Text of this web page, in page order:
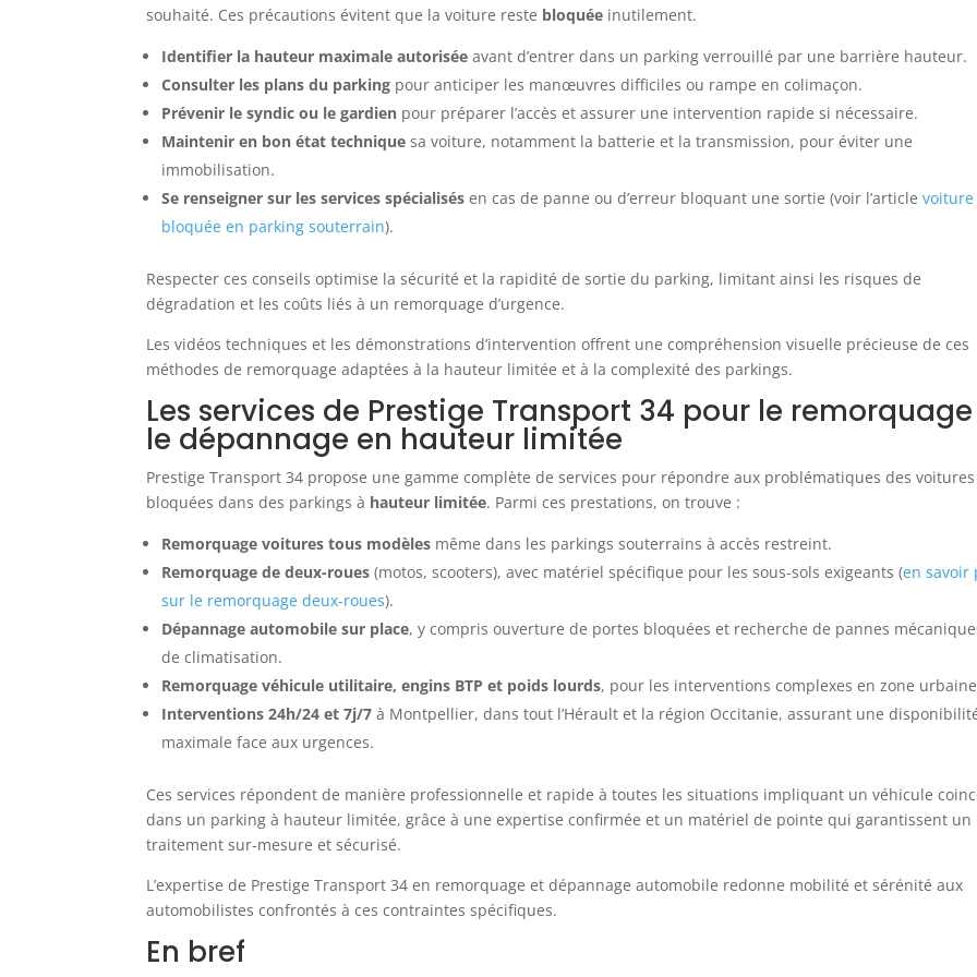
souhaité. Ces précautions évitent que la voiture reste bloquée inutilement.
Identifier la hauteur maximale autorisée avant d’entrer dans un parking verrouillé par une barrière hauteur.
Consulter les plans du parking pour anticiper les manœuvres difficiles ou rampe en colimaçon.
Prévenir le syndic ou le gardien pour préparer l’accès et assurer une intervention rapide si nécessaire.
Maintenir en bon état technique sa voiture, notamment la batterie et la transmission, pour éviter une
immobilisation.
Se renseigner sur les services spécialisés en cas de panne ou d’erreur bloquant une sortie (voir l’articlevoiture
bloquée en parking souterrain).
Respecter ces conseils optimise la sécurité et la rapidité de sortie du parking, limitant ainsi les risques de
dégradation et les coûts liés à un remorquage d’urgence.
Les vidéos techniques et les démonstrations d’intervention offrent une compréhension visuelle précieuse de ces
méthodes de remorquage adaptées à la hauteur limitée et à la complexité des parkings.
Les services de Prestige Transport 34 pour le
le dépannage en hauteur limitée
Prestige Transport 34 propose une gamme complète de services pour répondre aux problématiques des voitures
bloquées dans des parkings à hauteur limitée. Parmi ces prestations, on trouve :
Remorquage voitures tous modèles même dans les parkings souterrains à accès restreint.
Remorquage de deux-roues (motos, scooters), avec matériel spécifique pour les sous-sols exigeants (en savoir
sur le remorquage deux-roues).
Dépannage automobile sur place, y compris ouverture de portes bloquées et recherche de pannes
de climatisation.
Remorquage véhicule utilitaire, engins BTP et poids lourds, pour les interventions complexes en zone
Interventions 24h/24 et 7j/7 à Montpellier, dans tout l’Hérault et la région Occitanie, assurant une
maximale face aux urgences.
Ces services répondent de manière professionnelle et rapide à toutes les situations impliquant un véhicule
dans un parking à hauteur limitée, grâce à une expertise confirmée et un matériel de pointe qui garantissent un
traitement sur-mesure et sécurisé.
L’expertise de Prestige Transport 34 en remorquage et dépannage automobile redonne mobilité et sérénité aux
automobilistes confrontés à ces contraintes spécifiques.
En bref